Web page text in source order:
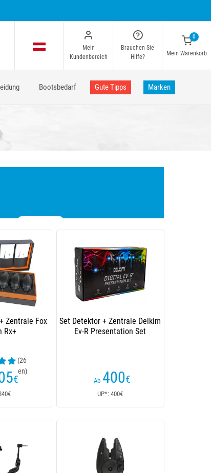
Mein
Kundenbereich
Brauchen Sie
Hilfe?
0
Mein Warenkorb
Bootsbedarf Gute Tipps Marken
Zentrale Fox
Rx+
(26
€
Set Detektor + Zentrale Delkim
Ev-R Presentation Set
Ab 400€
UP*: 400€